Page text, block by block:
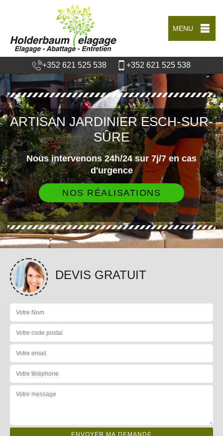
MENU
+352 621 525 538 +352 621 525 538
ARTISAN JARDINIER ESCH-SUR-
SÛRE
Nous intervenons 24h/24 sur 7j/7 en cas
d'urgence
NOS RÉALISATIONS
DEVIS GRATUIT